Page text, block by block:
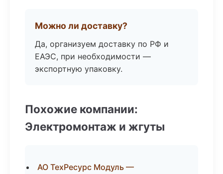
Можно ли доставку?
Да, организуем доставку по РФ и
ЕАЭС, при необходимости —
экспортную упаковку.
Похожие компании:
Электромонтаж и жгуты
АО ТехРесурс Модуль —